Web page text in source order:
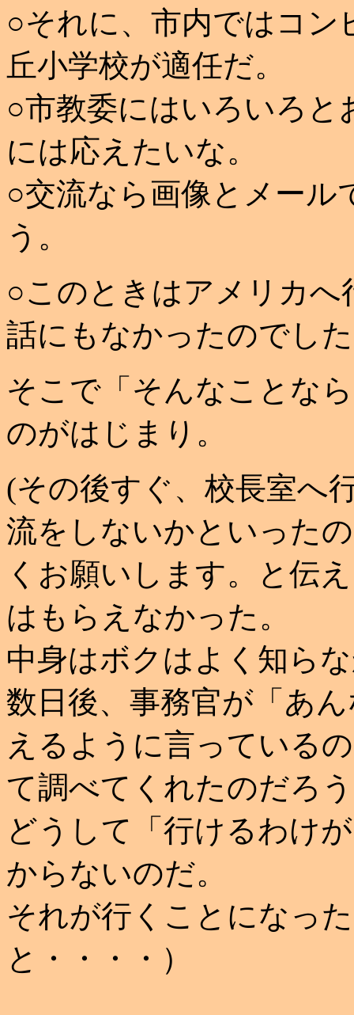
○それに、市内ではコン
丘小学校が適任だ。
○市教委にはいろいろ
には応えたいな。
○交流なら画像とメー
う。
○このときはアメリカ
話にもなかったのでし
そこで「そんなことな
のがはじまり。
(その後すぐ、校長室へ
流をしないかといった
くお願いします。と伝
はもらえなかった。
中身はボクはよく知ら
数日後、事務官が「あ
えるように言っている
て調べてくれたのだろ
どうして「行けるわけ
からないのだ。
それが行くことになっ
と・・・・）